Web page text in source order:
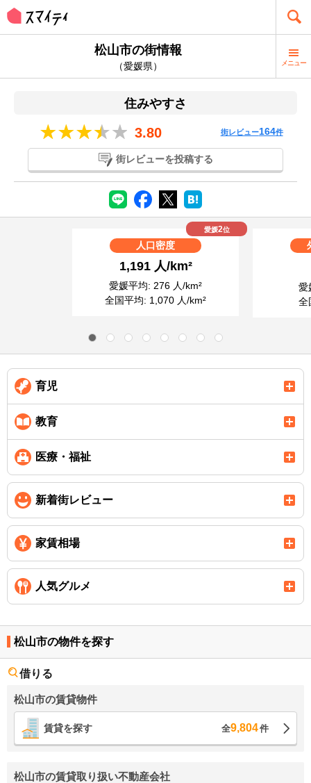
松山市の街情報
（愛媛県） メニュー
住みやすさ
3.80 街レビュー164件
街レビューを投稿する
人口密度
1,191 人/km²
愛媛2位
愛媛平均: 276 人/km²
全国平均: 1,070 人/km²
愛
全
育児
教育
医療・福祉
新着街レビュー
家賃相場
人気グルメ
松山市の物件を探す
借りる
松山市の賃貸物件
賃貸を探す 全9,804件
松山市の賃貸取り扱い不動産会社